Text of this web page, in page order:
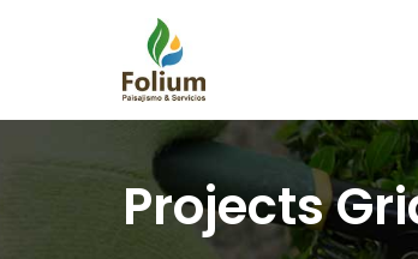
Projects